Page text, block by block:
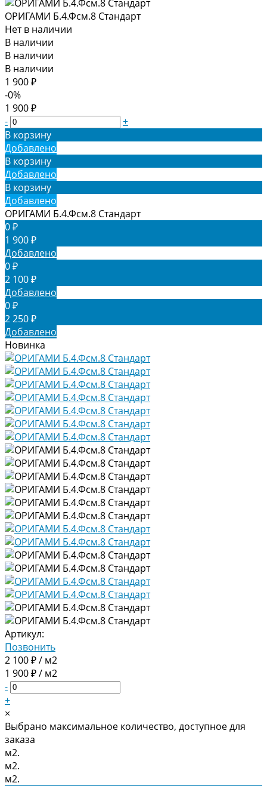
ОРИГАМИ Б.4.Фсм.8 Стандарт
Нет в наличии
В наличии
В наличии
В наличии
1 900 ₽
-0%
1 900 ₽
-
+
В корзину
Добавлено
В корзину
Добавлено
В корзину
Добавлено
ОРИГАМИ Б.4.Фсм.8 Стандарт
0 ₽
1 900 ₽
Добавлено
0 ₽
2 100 ₽
Добавлено
0 ₽
2 250 ₽
Добавлено
Новинка
Артикул:
Позвонить
2 100 ₽ / м2
1 900 ₽ / м2
-
+
×
Выбрано максимальное количество, доступное для
заказа
м2.
м2.
м2.